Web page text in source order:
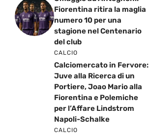
Fiorentina ritira la maglia
numero 10 per una
stagione nel Centenario
del club
CALCIO
Calciomercato in Fervore:
Juve alla Ricerca di un
Portiere, Joao Mario alla
Fiorentina e Polemiche
per l’Affare Lindstrom
Napoli-Schalke
CALCIO